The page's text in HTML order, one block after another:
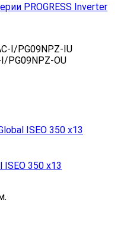
PROGRESS Inverter
I/PG09NPZ-IU
PG09NPZ-OU
350 x13